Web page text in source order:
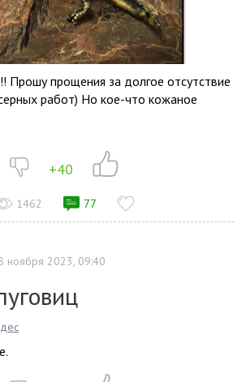
Прошу прощения за долгое отсутствие
работ) Но кое-что кожаное
+40
1462 77
ноября 2023, 09:40